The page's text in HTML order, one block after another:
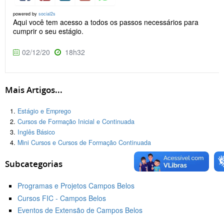
powered by social2s
Aqui você tem acesso a todos os passos necessários para
cumprir o seu estágio.
02/12/20 18h32
Mais Artigos...
Estágio e Emprego
Cursos de Formação Inicial e Continuada
Inglês Básico
Mini Cursos e Cursos de Formação Continuada
Subcategorias
Programas e Projetos Campos Belos
Cursos FIC - Campos Belos
Eventos de Extensão de Campos Belos